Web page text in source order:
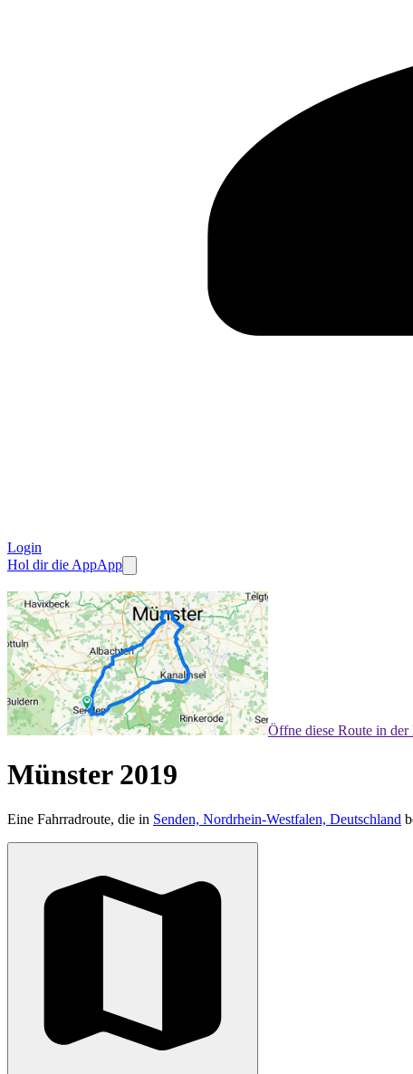
Login
Hol dir die AppApp
Öffne diese Route in
Münster 2019
Eine Fahrradroute, die in Senden, Nordrhein-Westfalen, Deutschland